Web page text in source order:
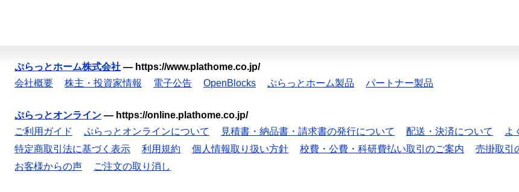
ぷらっとホーム株式会社 — https://www.plathome.co.jp/
会社概要
株主・投資家情報 電子公告 OpenBlocks ぷらっとホーム製品 パートナー製品
ぷらっとオンライン — https://online.plathome.co.jp/
ご利用ガイド
ぷらっとオンラインについて 見積書・納品書・請求書の発行について 配送・決済について
よ
特定商取引法に基づく表示
利用規約 個人情報取り扱い方針 校費・公費・科研費払い取引のご案内 売掛取引
お客様からの声
ご注文の取り消し